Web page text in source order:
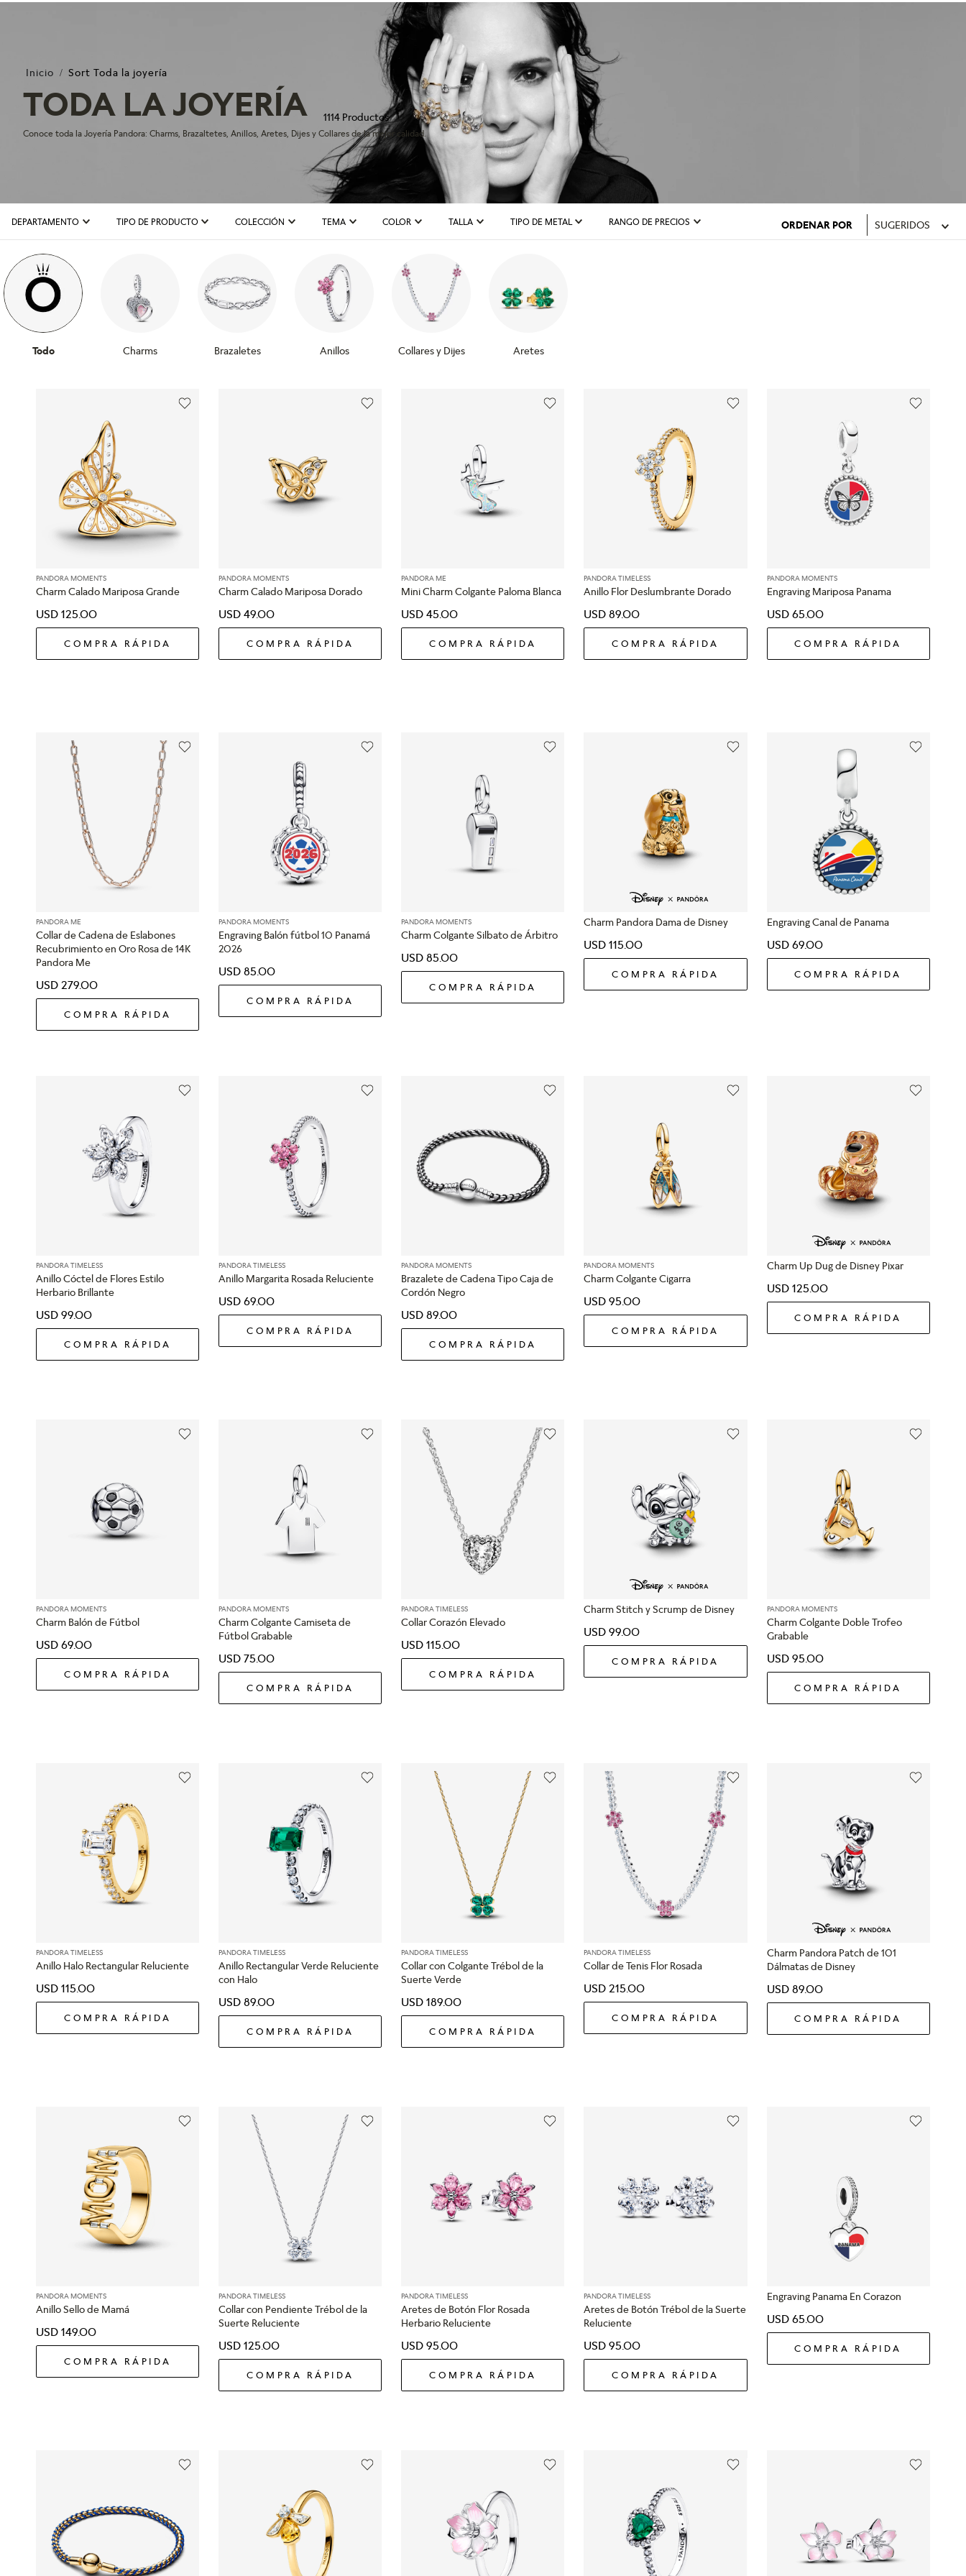
Sort Toda la joyería
TODA LA JOYERÍA 1114 Productos
Conoce toda la Joyería Pandora: Charms, Brazaltetes, Anillos, Aretes, Dijes y Collares de la mejor calidad.
DEPARTAMENTO TIPO DE PRODUCTO COLECCIÓN TEMA COLOR TALLA TIPO DE METAL RANGO DE PRECIOS ORDENAR POR SUGERIDOS
Todo Charms Brazaletes Anillos Collares y Dijes Aretes
PANDORA MOMENTS
Charm Calado Mariposa Grande
USD 125.00
COMPRA RÁPIDA
PANDORA MOMENTS
Charm Calado Mariposa Dorado
USD 49.00
COMPRA RÁPIDA
PANDORA ME
Mini Charm Colgante Paloma Blanca
USD 45.00
COMPRA RÁPIDA
PANDORA TIMELESS
Anillo Flor Deslumbrante Dorado
USD 89.00
COMPRA RÁPIDA
PANDORA MOMENTS
Engraving Mariposa Panama
USD 6500
COMPRA RÁPIDA
PANDORA ME
Collar de Cadena de Eslabones
Recubrimiento en Oro Rosa de 14K
Pandora Me
USD 279.00
COMPRA RÁPIDA
PANDORA MOMENTS
Engraving Balón fútbol 10 Panamá
2026
USD 85.00
COMPRA RÁPIDA
PANDORA MOMENTS
Charm Colgante Silbato de Árbitro
USD 85.00
COMPRA RÁPIDA
Charm Pandora Dama de Disney
USD 115.00
COMPRA RÁPIDA
Engraving Canal de Panama
USD 69.00
COMPRA RÁPIDA
PANDORA TIMELESS
Anillo Cóctel de Flores Estilo
Herbario Brillante
USD 99.00
COMPRA RÁPIDA
PANDORA TIMELESS
Anillo Margarita Rosada Reluciente
USD 69.00
COMPRA RÁPIDA
PANDORA MOMENTS
Brazalete de Cadena Tipo Caja de
Cordón Negro
USD 89.00
COMPRA RÁPIDA
PANDORA MOMENTS
Charm Colgante Cigarra
USD 95.00
COMPRA RÁPIDA
Charm Up Dug de Disney Pixar
USD 12500
COMPRA RÁPIDA
PANDORA MOMENTS
Charm Balón de Fútbol
USD 69.00
COMPRA RÁPIDA
PANDORA MOMENTS
Charm Colgante Camiseta de
Fútbol Grabable
USD 75.00
COMPRA RÁPIDA
PANDORA TIMELESS
Collar Corazón Elevado
USD 115.00
COMPRA RÁPIDA
Charm Stitch y Scrump de Disney
USD 99.00
COMPRA RÁPIDA
PANDORA MOMENTS
Charm Colgante Doble Trofeo
Grabable
USD 9500
COMPRA RÁPIDA
PANDORA TIMELESS
Anillo Halo Rectangular Reluciente
USD 115.00
COMPRA RÁPIDA
PANDORA TIMELESS
Anillo Rectangular Verde Reluciente
con Halo
USD 89.00
COMPRA RÁPIDA
PANDORA TIMELESS
Collar con Colgante Trébol de la
Suerte Verde
USD 189.00
COMPRA RÁPIDA
PANDORA TIMELESS
Collar de Tenis Flor Rosada
USD 215.00
COMPRA RÁPIDA
Charm Pandora Patch de 101
Dálmatas de Disney
USD 89.00
COMPRA RÁPIDA
PANDORA MOMENTS
Anillo Sello de Mamá
USD 149.00
COMPRA RÁPIDA
PANDORA TIMELESS
Collar con Pendiente Trébol de la
Suerte Reluciente
USD 125.00
COMPRA RÁPIDA
PANDORA TIMELESS
Aretes de Botón Flor Rosada
Herbario Reluciente
USD 95.00
COMPRA RÁPIDA
PANDORA TIMELESS
Aretes de Botón Trébol de la Suerte
Reluciente
USD 95.00
COMPRA RÁPIDA
Engraving Panama En Corazon
USD 6500
COMPRA RÁPIDA